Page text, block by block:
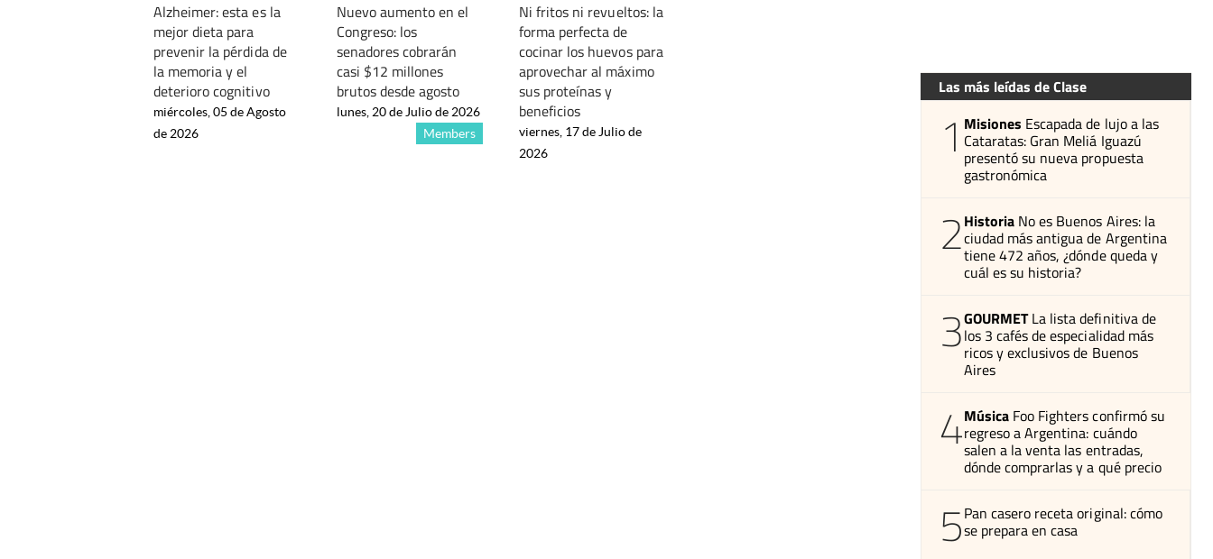
Alzheimer: esta es la
mejor dieta para
prevenir la pérdida de
la memoria y el
deterioro cognitivo
miércoles, 05 de Agosto
de 2026
Nuevo aumento en el
Congreso: los
senadores cobrarán
casi $12 millones
brutos desde agosto
Members
lunes, 20 de Julio de 2026
Ni fritos ni revueltos: la
forma perfecta de
cocinar los huevos para
aprovechar al máximo
sus proteínas y
beneficios
viernes, 17 de Julio de
2026
Las más leídas de Clase
1 Misiones Escapada de lujo a las
Cataratas: Gran Meliá Iguazú
presentó su nueva propuesta
gastronómica
2Historia No es Buenos Aires: la
ciudad más antigua de Argentina
tiene 472 años, ¿dónde queda y
cuál es su historia?
3GOURMET La lista definitiva de
los 3 cafés de especialidad más
ricos y exclusivos de Buenos
Aires
4Música Foo Fighters confirmó su
regreso a Argentina: cuándo
salen a la venta las entradas,
dónde comprarlas y a qué precio
5Pan casero receta original: cómo
se prepara en casa